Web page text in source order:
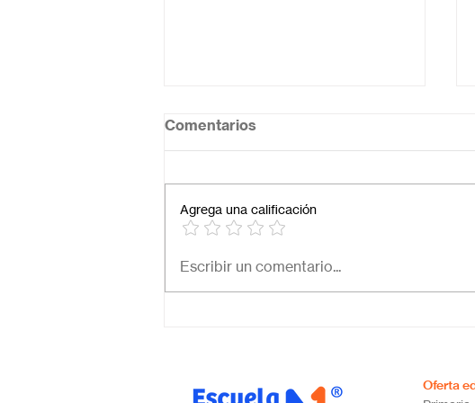
Necesito una secundaria
Comentarios
Agrega una calificación
Escribir un comentario...
Oferta